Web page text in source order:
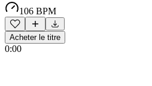
106 BPM
Acheter le titre
0:00